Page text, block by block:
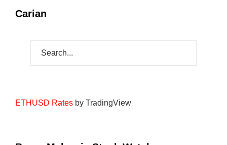
Carian
ETHUSD Rates by TradingView